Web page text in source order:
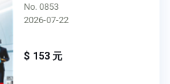
No. 0853
2026-07-22
$ 153 元